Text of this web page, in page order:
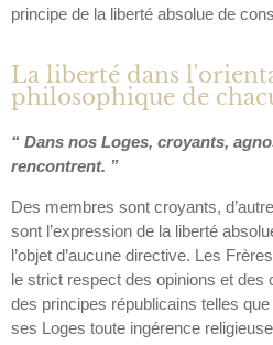
principe de la liberté absolue de
La liberté dans
philosophique de
“ Dans nos Loges, croyants,
rencontrent. ”
Des membres sont croyants,
sont l’expression de la liberté
l’objet d’aucune directive. Les
le strict respect des opinions et
des principes républicains telles
ses Loges toute ingérence